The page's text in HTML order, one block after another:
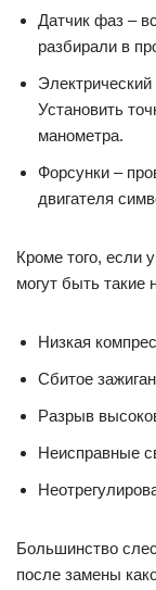
Датчик фаз –
разбирали в
Установить
манометра.
Форсунки –
двигателя
Кроме того, если
могут быть такие
Низкая
Сбитое
Разрыв
Неисправные
Большинство
после замены